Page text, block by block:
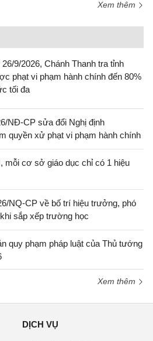
Xem thêm
9/2026, Chánh Thanh tra tỉnh
phạt vi phạm hành chính đến 80%
tối đa
NĐ-CP sửa đổi Nghị định
quyền xử phạt vi phạm hành chính
mỗi cơ sở giáo dục chỉ có 1 hiệu
NQ-CP về bố trí hiệu trưởng, phó
sắp xếp trường học
quy phạm pháp luật của Thủ tướng
Xem thêm
DỊCH VỤ